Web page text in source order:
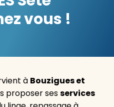
vous !
à Bouzigues et
proposer sesservices